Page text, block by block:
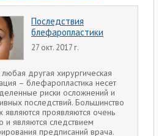
Последствия
блефаропластики
27 окт. 2017 г.
другая хирургическая
– блефаропластика несет
риски осложнений и
последствий. Большинство
являются проявляются очень
и являются следствием
предписаний врача.